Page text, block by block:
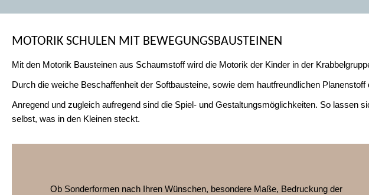
MOTORIK SCHULEN MIT BEWEGUNGSBAUSTEINEN
Mit den Motorik Bausteinen aus Schaumstoff wird die Motorik der Kinder in der
Durch die weiche Beschaffenheit der Softbausteine, sowie dem hautfreundlichen
Anregend und zugleich aufregend sind die Spiel- und Gestaltungsmöglichkeiten. So lassen
selbst, was in den Kleinen steckt.
Ob Sonderformen nach Ihren Wünschen, besondere Maße, Bedruckung der